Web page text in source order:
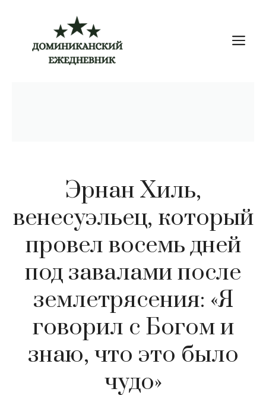
содержимому
Эрнан Хиль,
венесуэльец, который
провел восемь дней
под завалами после
землетрясения: «Я
говорил с Богом и
знаю, что это было
чудо»